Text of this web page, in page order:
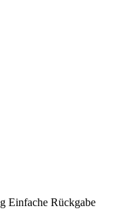
Einfache Rückgabe